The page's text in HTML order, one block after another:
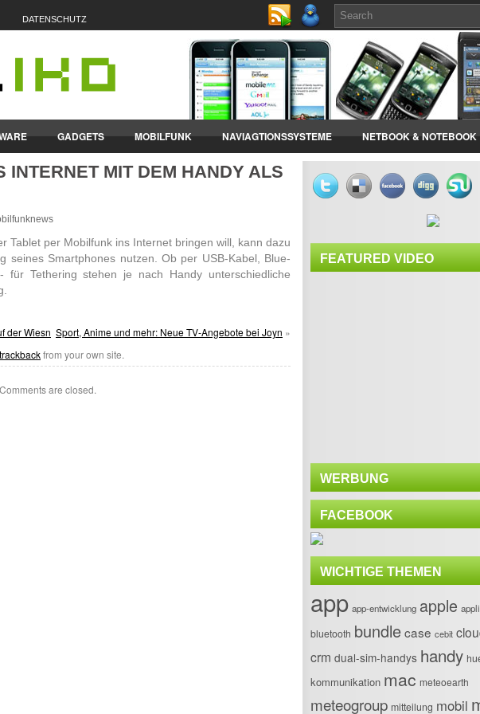
DATENSCHUTZ
GADGETS MOBILFUNK NAVIAGTIONSSYSTEME NETBOOK & NOTEBOOK
PCS VERTRÄGE & TARIFE
INTERNET MIT DEM HANDY ALS
Tablet per Mobil­funk ins Internet bringen will, kann dazu
seines Smart­phones nutzen. Ob per USB-Kabel, Blue­
für Tethe­ring stehen je nach Handy unter­schied­liche
der Wiesn Sport, Anime und mehr: Neue TV-Angebote bei Joyn »
trackbackfrom your own site.
Comments are closed.
FEATURED VIDEO
WERBUNG
FACEBOOK
WICHTIGE THEMEN
app app-entwicklung apple
bluetooth bundlecase cebit
crm dual-sim-handys handy
kommunikation mac meteoearth
meteogroup mitteilung mobil